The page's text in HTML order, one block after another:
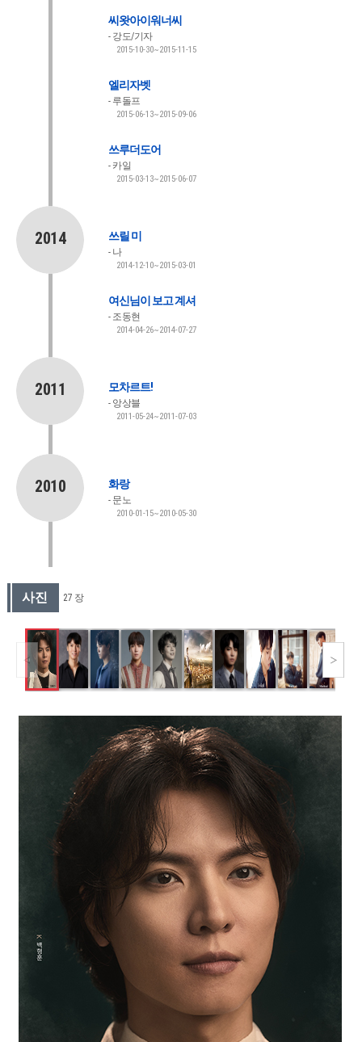
씨왓아이워너씨
강도/기자
2015-10-30~2015-11-15
엘리자벳
루돌프
2015-06-13~2015-09-06
쓰루더도어
카일
2015-03-13~2015-06-07
2014 쓰릴 미
나
2014-12-10~2015-03-01
여신님이 보고 계셔
조동현
2014-04-26~2014-07-27
2011 모차르트!
앙상블
2011-05-24~2011-07-03
2010 화랑
문노
2010-01-15~2010-05-30
사진 27 장